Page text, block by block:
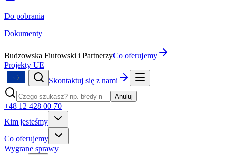
Do pobrania
Dokumenty
Budzowska Fiutowski i PartnerzyCo oferujemy
Projekty UE
Skontaktuj się z nami
Anuluj
+48 12 428 00 70
Kim jesteśmy
Co oferujemy
Wygrane sprawy